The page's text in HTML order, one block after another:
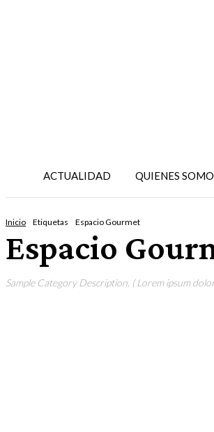
ACTUALIDAD QUIENES
Inicio Etiquetas Espacio Gourmet
Espacio
Sample Category Description. ( Lorem ipsum